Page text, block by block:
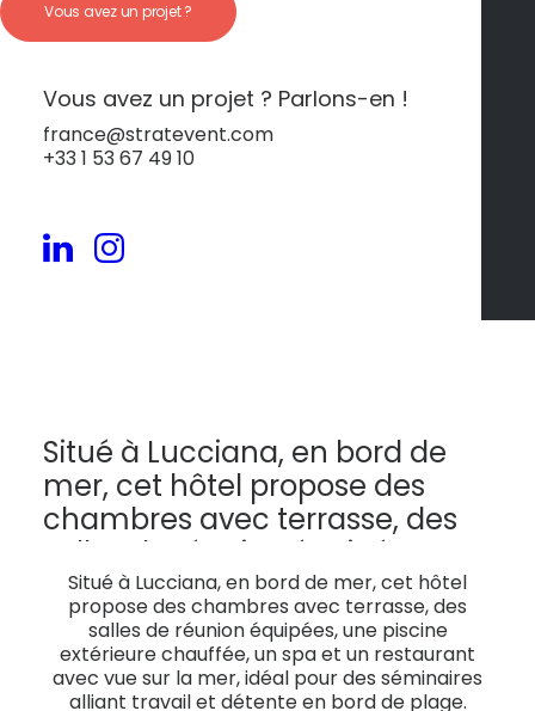
Vous avez un projet ?
Vous avez un projet ? Parlons-en !
france@stratevent.com
+33 1 53 67 49 10
Escapade paisible sur
la côte est de la Corse
Situé à Lucciana, en bord de
mer, cet hôtel propose des
chambres avec terrasse, des
salles de réunion équipées, une
piscine extérieure chauffée, un
spa et un restaurant avec vue
sur la mer, idéal pour des
séminaires alliant travail et
Situé à Lucciana, en bord de mer, cet hôtel
propose des chambres avec terrasse, des
salles de réunion équipées, une piscine
extérieure chauffée, un spa et un restaurant
avec vue sur la mer, idéal pour des séminaires
alliant travail et détente en bord de plage.